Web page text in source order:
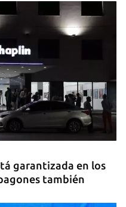
garantizada en los
también